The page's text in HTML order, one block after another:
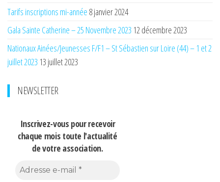
Tarifs inscriptions mi-année 8 janvier 2024
Gala Sainte Catherine – 25 Novembre 2023 12 décembre 2023
Nationaux Ainées/Jeunesses F/F1 – St Sébastien sur Loire (44) – 1 et 2
juillet 2023 13 juillet 2023
NEWSLETTER
Inscrivez-vous pour recevoir
chaque mois toute l'actualité
de votre association.